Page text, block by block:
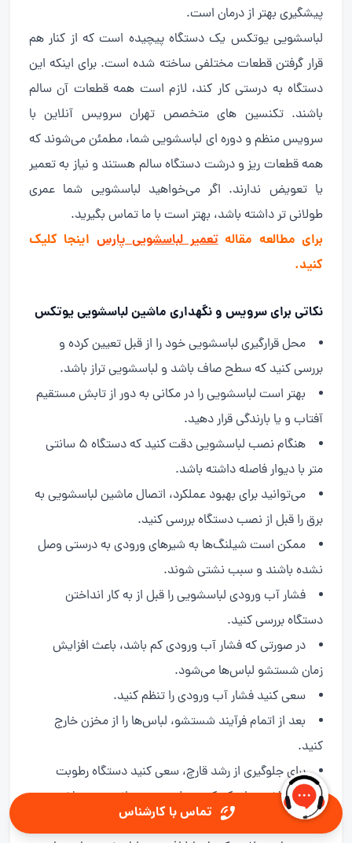
پیشگیری بهتر از درمان است.
لباسشویی یوتکس یک دستگاه پیچیده است که از کنار هم
قرار گرفتن قطعات مختلفی ساخته شده است. برای اینکه این
دستگاه به درستی کار کند، لازم است همه قطعات آن سالم
باشند. تکنسین های متخصص تهران سرویس آنلاین با
سرویس منظم و دوره ای لباسشویی شما، مطمئن می‌شوند که
همه قطعات ریز و درشت دستگاه سالم هستند و نیاز به تعمیر
یا تعویض ندارند. اگر می‌خواهید لباسشویی شما عمری
طولانی تر داشته باشد، بهتر است با ما تماس بگیرید.
برای مطالعه مقالهتعمیر لباسشویی پارس اینجا کلیک
کنید.
نکاتی برای سرویس و نگهداری ماشین لباسشویی یوتکس
محل قرارگیری لباسشویی خود را از قبل تعیین کرده و
بررسی کنید که سطح صاف باشد و لباسشویی تراز باشد.
بهتر است لباسشویی را در مکانی به دور از تابش مستقیم
آفتاب و یا بارندگی قرار دهید.
هنگام نصب لباسشویی دقت کنید که دستگاه ۵ سانتی
متر با دیوار فاصله داشته باشد.
می‌توانید برای بهبود عملکرد، اتصال ماشین لباسشویی به
برق را قبل از نصب دستگاه بررسی کنید.
ممکن است شیلنگ‌ها به شیرهای ورودی به درستی وصل
نشده باشند و سبب نشتی شوند.
فشار آب ورودی لباسشویی را قبل از به کار انداختن
دستگاه بررسی کنید.
در صورتی که فشار آب ورودی کم باشد، باعث افزایش
زمان شستشو لباس‌ها می‌شود.
سعی کنید فشار آب ورودی را تنظم کنید.
بعد از اتمام فرآیند شستشو، لباس‌ها را از مخزن خارج
کنید.
برای جلوگیری از رشد قارچ، سعی کنید دستگاه رطوبت
نداشته باشد. برای کم کردن رطوبت می‌توانید درب ماشین
لباسشویی را بعد از اتمام شستشو، باز نگه دارید.
تماس با کارشناس